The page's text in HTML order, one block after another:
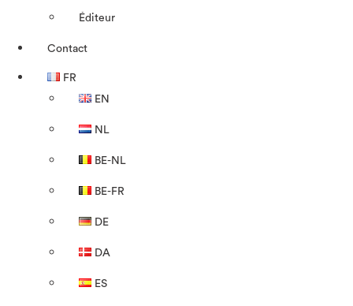
Éditeur
Contact
FR
EN
NL
BE-NL
BE-FR
DE
DA
ES